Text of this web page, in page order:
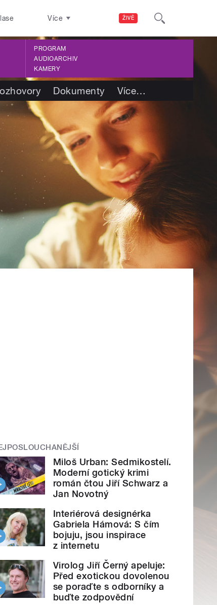
ŽIVĚ
Více
PROGRAM
AUDIOARCHIV
KAMERY
Dokumenty Více…
Miloš Urban: Sedmikostelí.
Moderní gotický krimi
román čtou Jiří Schwarz a
Jan Novotný
Interiérová designérka
Gabriela Hámová: S čím
bojuju, jsou inspirace
z internetu
Virolog Jiří Černý apeluje:
Před exotickou dovolenou
se poraďte s odborníky a
buďte zodpovědní